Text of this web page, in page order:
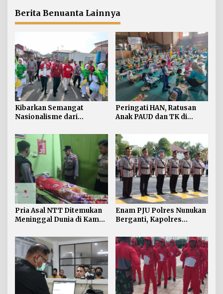
Berita Benuanta Lainnya
Kibarkan Semangat
Nasionalisme dari
Merah Putih 81 Meter
Dibentangkan di Sebatik
Peringati HAN, Ratusan
Anak PAUD dan TK di
Lomba Menggambar dan
Mewarnai
Pria Asal NTT Ditemukan
Meninggal Dunia di Kamar
Enam PJU Polres Nunukan
Berganti, Kapolres
Personel